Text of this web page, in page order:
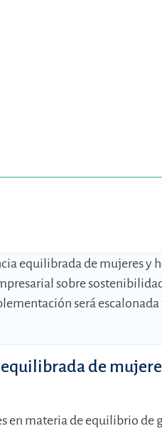
equilibrada de mujeres y
sobre
será
de
en materia de equilibrio de